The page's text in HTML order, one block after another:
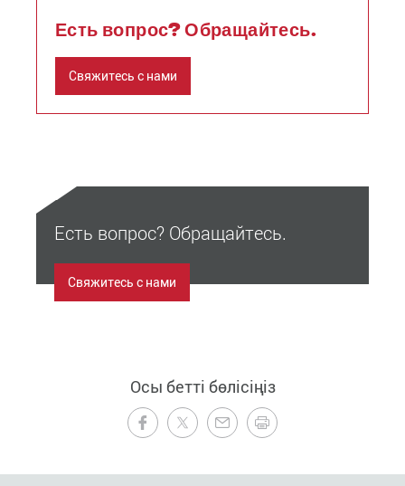
Есть вопрос? Обращайтесь.
Свяжитесь с нами
Есть вопрос? Обращайтесь.
Свяжитесь с нами
Осы бетті бөлісіңіз